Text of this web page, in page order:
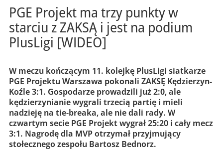
PGE Projekt ma trzy punkty w
starciu z ZAKSĄ i jest na podium
PlusLigi [WIDEO]
W meczu kończącym 11. kolejkę PlusLigi siatkarze
PGE Projektu Warszawa pokonali ZAKSĘ Kędzierzyn-
Koźle 3:1. Gospodarze prowadzili już 2:0, ale
kędzierzynianie wygrali trzecią partię i mieli
nadzieję na tie-breaka, ale nie dali rady. W
czwartym secie PGE Projekt wygrał 25:20 i cały mecz
3:1. Nagrodę dla MVP otrzymał przyjmujący
stołecznego zespołu Bartosz Bednorz.